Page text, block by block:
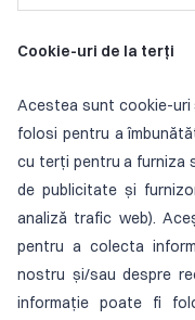
Cookie-uri de la terți
Acestea sunt cookie-uri
folosi pentru a
cu terți pentru a furniza
de publicitate și
analiză trafic web).
pentru a colecta
nostru și/sau despre
informație poate fi